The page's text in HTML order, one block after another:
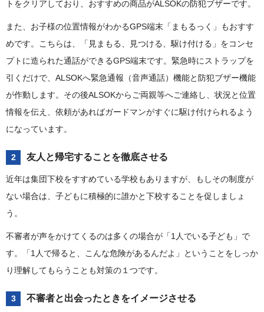
トをクリアしており、おすすめの商品がALSOKの防犯ブザーです。
また、お子様の位置情報がわかるGPS端末「まもるっく」もおすす
めです。こちらは、「見まもる、見つける、駆け付ける」をコンセ
プトに造られた通話ができるGPS端末です。緊急時にストラップを
引くだけで、ALSOKへ緊急通報（音声通話）機能と防犯ブザー機能
が作動します。その後ALSOKからご両親等へご連絡し、状況と位置
情報を伝え、依頼があればガードマンがすぐに駆け付けられるよう
になっています。
2 友人と帰宅することを徹底させる
近年は集団下校をすすめている学校もありますが、もしその制度が
ない場合は、子どもに積極的に誰かと下校することを促しましょ
う。
不審者が声をかけてくるのは多くの場合が「1人でいる子ども」で
す。「1人で帰ると、こんな危険があるんだよ」ということをしっか
り理解してもらうことも対策の１つです。
3 不審者と出会ったときをイメージさせる